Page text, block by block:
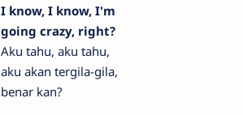
I know, I know, I'm
going crazy, right?
Aku tahu, aku tahu,
aku akan tergila-gila,
benar kan?